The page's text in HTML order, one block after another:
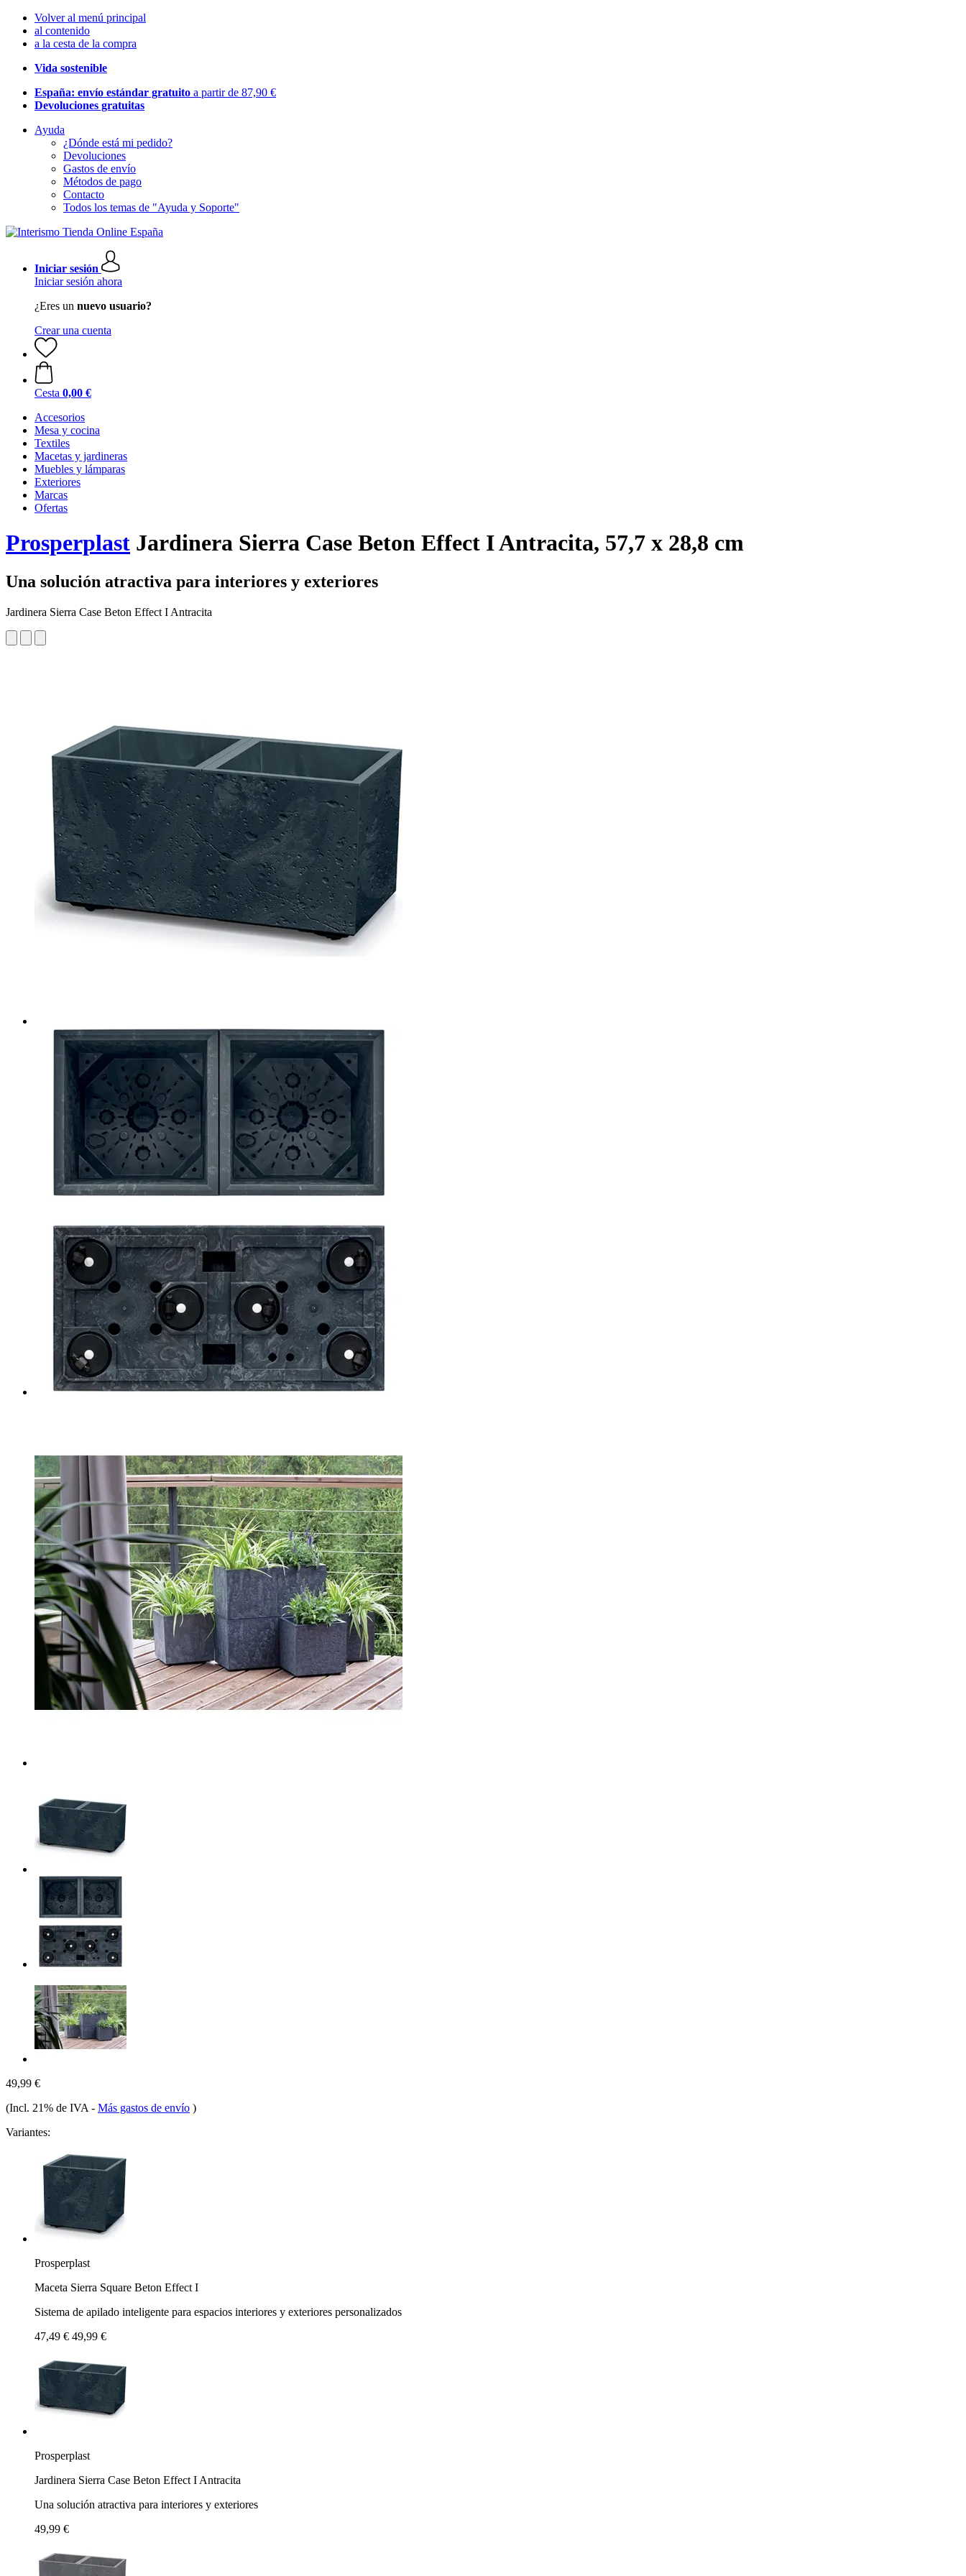
Volver al menú principal
al contenido
a la cesta de la compra
Vida sostenible
España: envío estándar gratuito a partir de 87,90 €
Devoluciones gratuitas
Ayuda
¿Dónde está mi pedido?
Devoluciones
Gastos de envío
Métodos de pago
Contacto
Todos los temas de "Ayuda y Soporte"
Iniciar sesión
Iniciar sesión ahora
¿Eres un nuevo usuario?
Crear una cuenta
Cesta 0,00 €
Accesorios
Mesa y cocina
Textiles
Macetas y jardineras
Muebles y lámparas
Exteriores
Marcas
Ofertas
Prosperplast Jardinera Sierra Case Beton Effect I Antracita, 57,7 x 28,8 cm
Una solución atractiva para interiores y exteriores
Jardinera Sierra Case Beton Effect I Antracita
49,99 €
(Incl. 21% de IVA - Más gastos de envío )
Variantes:
Prosperplast
Maceta Sierra Square Beton Effect I
Sistema de apilado inteligente para espacios interiores y exteriores personalizados
47,49 € 49,99 €
Prosperplast
Jardinera Sierra Case Beton Effect I Antracita
Una solución atractiva para interiores y exteriores
49,99 €